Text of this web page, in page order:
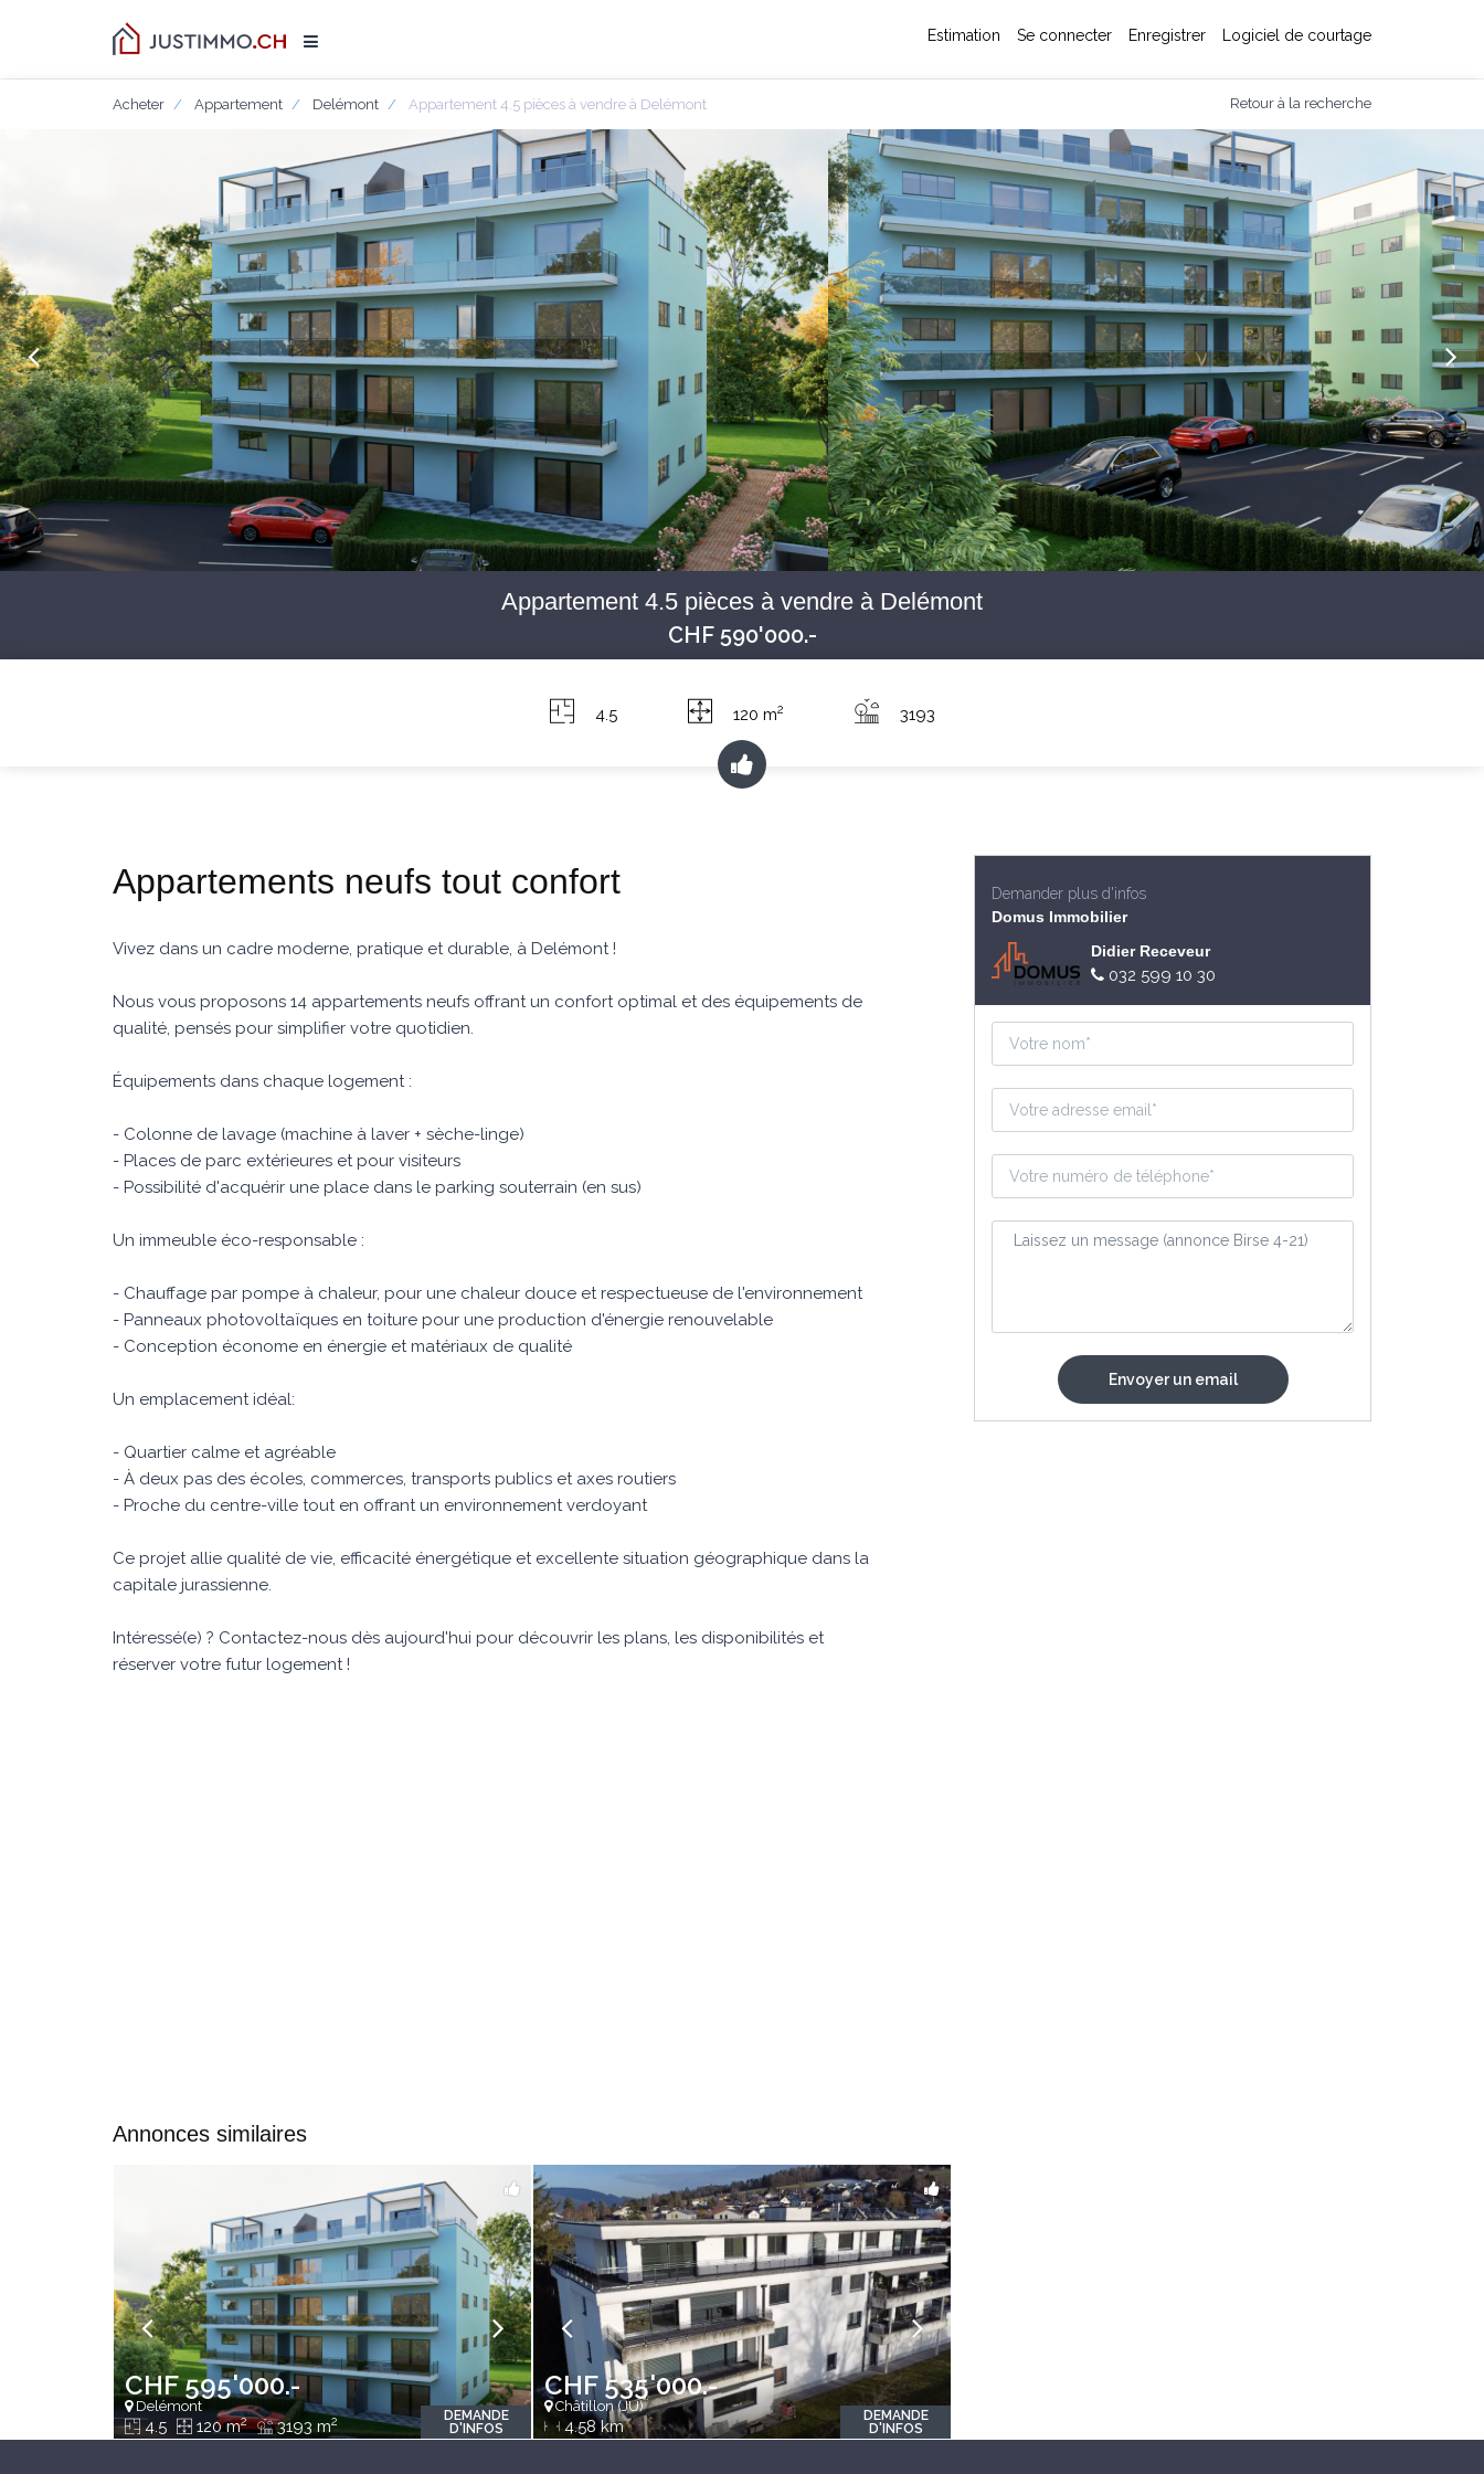
Estimation Se connecter Enregistrer Logiciel de courtage
Acheter Appartement Delémont Appartement 4.5 pièces à vendre à Delémont Retour à la recherche
Appartement 4.5 pièces à vendre à Delémont
CHF 590'000.-
4.5 120 m2 3193
Appartements neufs tout confort
Vivez dans un cadre moderne, pratique et durable, à Delémont !
Nous vous proposons 14 appartements neufs offrant un confort optimal et des équipements de
qualité, pensés pour simplifier votre quotidien.
Équipements dans chaque logement :
- Colonne de lavage (machine à laver + sèche-linge)
- Places de parc extérieures et pour visiteurs
- Possibilité d'acquérir une place dans le parking souterrain (en sus)
Un immeuble éco-responsable :
- Chauffage par pompe à chaleur, pour une chaleur douce et respectueuse de l'environnement
- Panneaux photovoltaïques en toiture pour une production d'énergie renouvelable
- Conception économe en énergie et matériaux de qualité
Un emplacement idéal:
- Quartier calme et agréable
- À deux pas des écoles, commerces, transports publics et axes routiers
- Proche du centre-ville tout en offrant un environnement verdoyant
Ce projet allie qualité de vie, efficacité énergétique et excellente situation géographique dans la
capitale jurassienne.
Intéressé(e) ? Contactez-nous dès aujourd'hui pour découvrir les plans, les disponibilités et
réserver votre futur logement !
Demander plus d'infos
Domus Immobilier
Didier Receveur
032 599 10 30
Annonces similaires
CHF 595'000.-
Delémont
4.5 120 m2 3193 m2
DEMANDE
D'INFOS
CHF 535'000.-
Châtillon (JU)
4.58 km
DEMANDE
D'INFOS